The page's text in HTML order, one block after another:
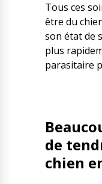
Tous ces
être du
son état de
plus
parasitaire
de
chien